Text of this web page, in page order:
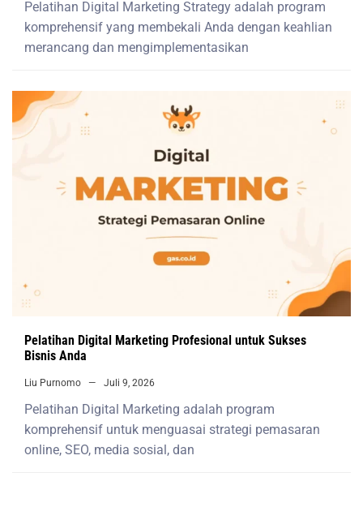
Pelatihan Digital Marketing Strategy adalah program
komprehensif yang membekali Anda dengan keahlian
merancang dan mengimplementasikan
Pelatihan Digital Marketing Profesional untuk Sukses
Bisnis Anda
Liu Purnomo Juli 9, 2026
Pelatihan Digital Marketing adalah program
komprehensif untuk menguasai strategi pemasaran
online, SEO, media sosial, dan